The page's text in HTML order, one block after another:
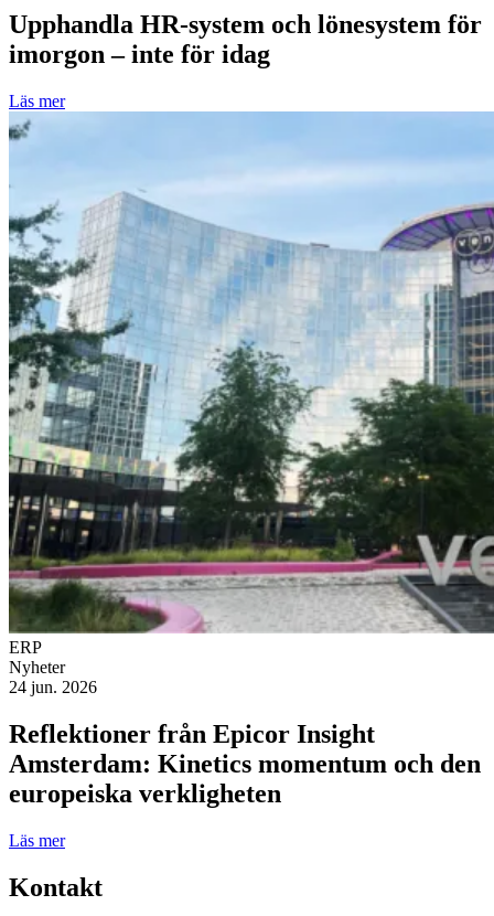
Upphandla HR-system och lönesystem för
imorgon – inte för idag
Läs mer
ERP
Nyheter
24 jun. 2026
Reflektioner från Epicor Insight
Amsterdam: Kinetics momentum och den
europeiska verkligheten
Läs mer
Kontakt